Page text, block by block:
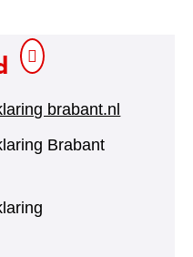
brabant.nl
Brabant